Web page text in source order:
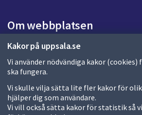
Kakor på uppsala.se
Vi använder nödvändiga kakor
ska fungera.
Vi skulle vilja sätta lite fler kakor för
hjälper dig som användare.
Vi vill också sätta kakor för statistik så
d
a
Om webbplatsen
Om webbplatsen
Allmänna handlingar och diarium
Behandling av personuppgifter
Kakor